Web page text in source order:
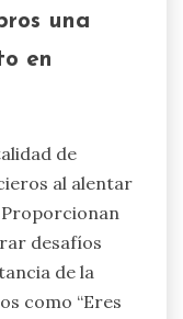
una
en
de
al alentar
desafíos
de la
como “Eres